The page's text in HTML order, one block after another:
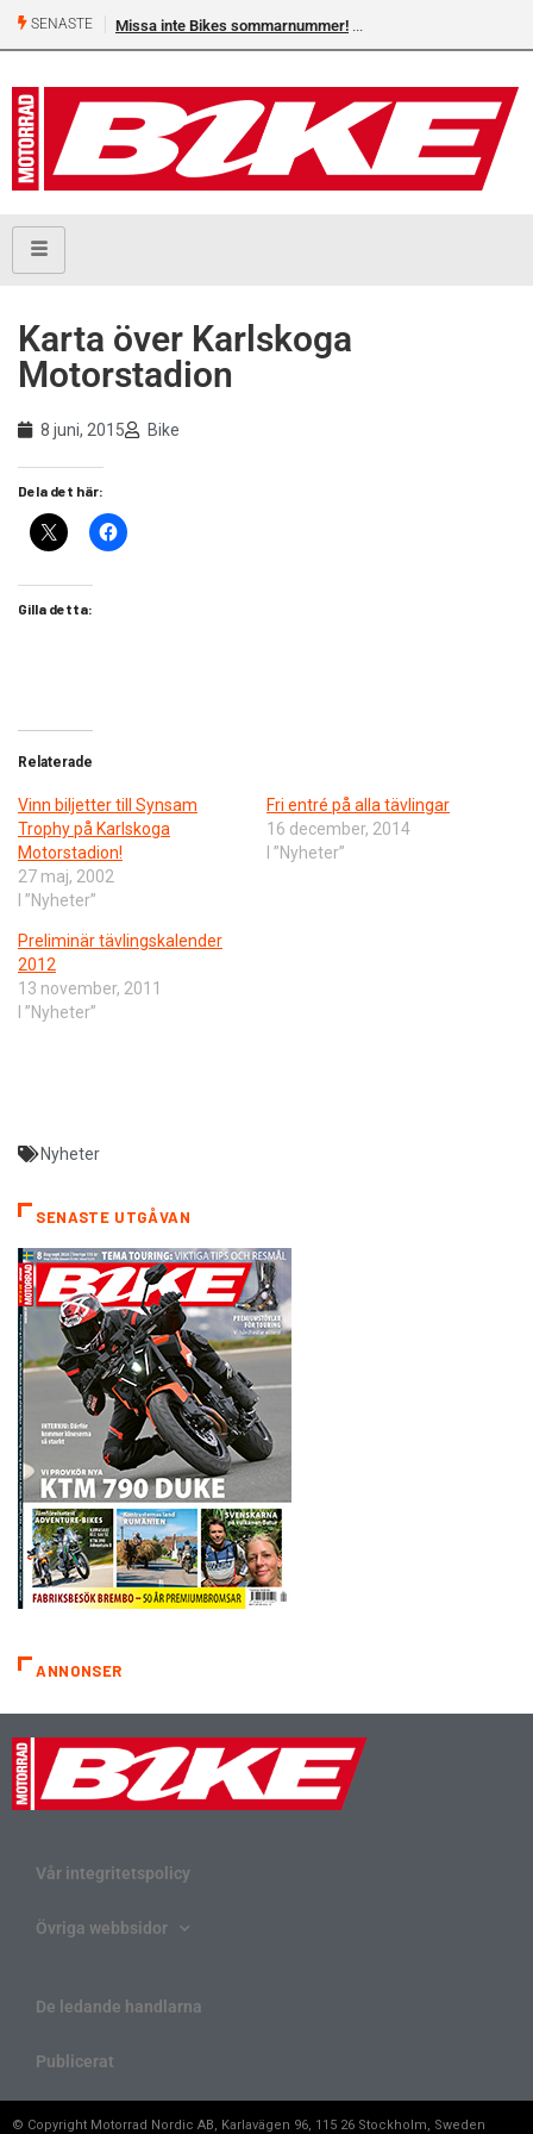
SENASTE Missa inte Bikes sommarnummer!
Karta över Karlskoga
Motorstadion
8 juni, 2015 Bike
Dela det här:
Gilla detta:
Relaterade
Vinn biljetter till Synsam
Trophy på Karlskoga
Motorstadion!
27 maj, 2002
I ”Nyheter”
Fri entré på alla tävlingar
16 december, 2014
I ”Nyheter”
Preliminär tävlingskalender
2012
13 november, 2011
I ”Nyheter”
Nyheter
SENASTE UTGÅVAN
ANNONSER
Vår integritetspolicy
Övriga webbsidor
De ledande handlarna
Publicerat
© Copyright Motorrad Nordic AB, Karlavägen 96, 115 26 Stockholm, Sweden